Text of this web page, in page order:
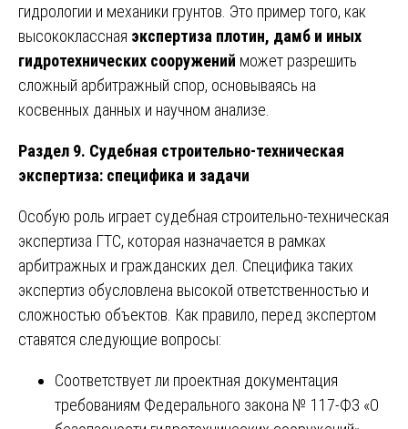
гидрологии и механики грунтов. Это пример того, как
высококлассная экспертиза плотин, дамб и иных
гидротехнических сооружений может разрешить
сложный арбитражный спор, основываясь на
косвенных данных и научном анализе.
Раздел 9. Судебная строительно-техническая
экспертиза: специфика и задачи
Особую роль играет судебная строительно-техническая
экспертиза ГТС, которая назначается в рамках
арбитражных и гражданских дел. Специфика таких
экспертиз обусловлена высокой ответственностью и
сложностью объектов. Как правило, перед экспертом
ставятся следующие вопросы:
Соответствует ли проектная документация
требованиям Федерального закона № 117-ФЗ «О